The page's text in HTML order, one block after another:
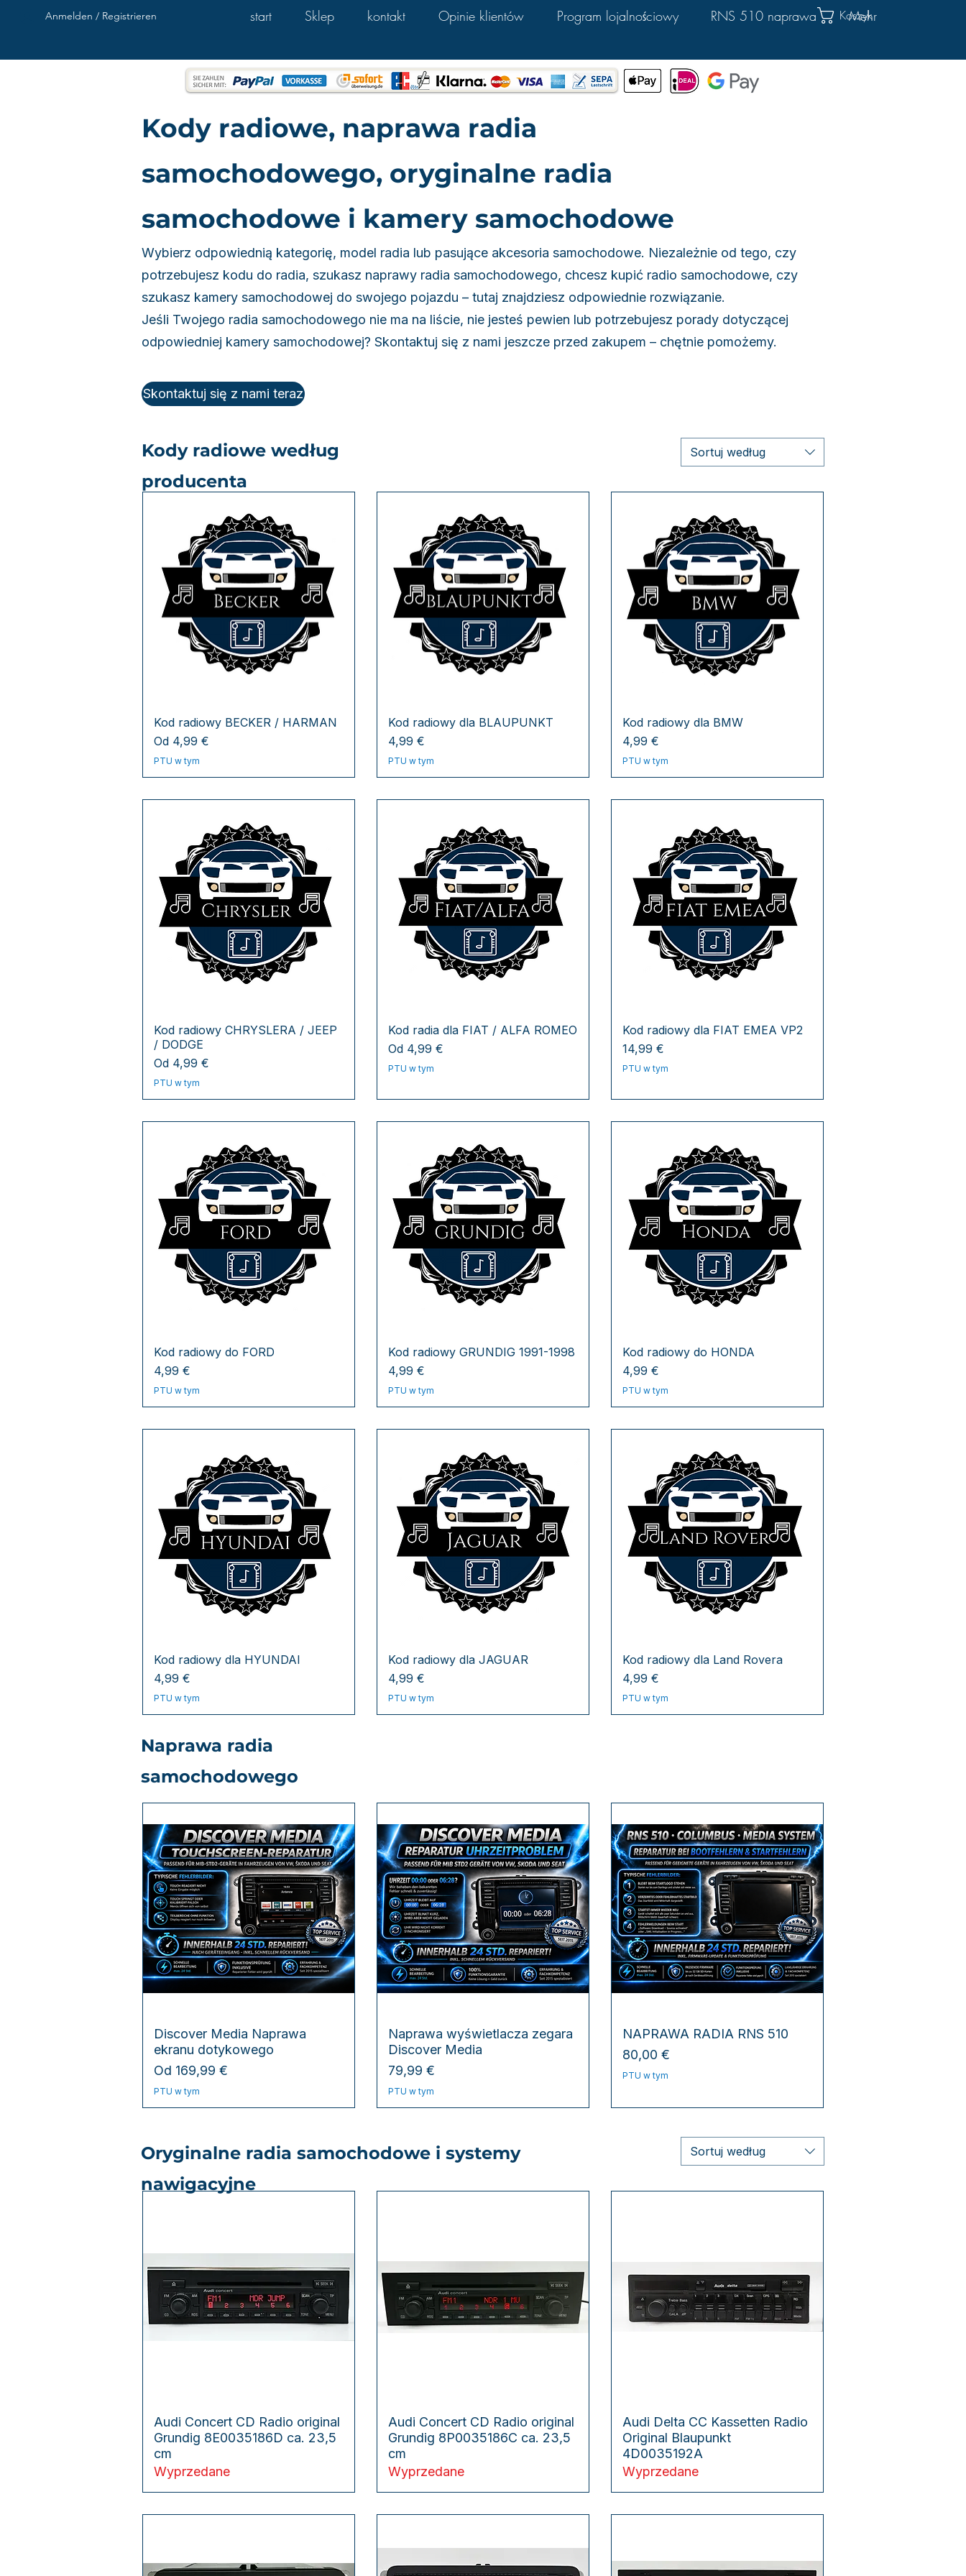
Anmelden / Registrieren start Sklep kontakt Opinie klientów Program lojalnościowy RNS 510 naprawa Mehr
Koszyk
Kody radiowe, naprawa radia
samochodowego, oryginalne radia
samochodowe i kamery samochodowe
Wybierz odpowiednią kategorię, model radia lub pasujące akcesoria samochodowe. Niezależnie od tego, czy
potrzebujesz kodu do radia, szukasz naprawy radia samochodowego, chcesz kupić radio samochodowe, czy
szukasz kamery samochodowej do swojego pojazdu – tutaj znajdziesz odpowiednie rozwiązanie.
Jeśli Twojego radia samochodowego nie ma na liście, nie jesteś pewien lub potrzebujesz porady dotyczącej
odpowiedniej kamery samochodowej? Skontaktuj się z nami jeszcze przed zakupem – chętnie pomożemy.
Skontaktuj się z nami teraz
Sortuj według
Kod radiowy BECKER / HARMAN
Od 4,99 €
Cena rabatowa
PTU w tym
Kod radiowy dla BLAUPUNKT
Cena
4,99 €
PTU w tym
Kod radiowy dla BMW
Cena
4,99 €
PTU w tym
Kod radiowy CHRYSLERA / JEEP
/ DODGE
Od 4,99 €
Cena rabatowa
PTU w tym
Kod radia dla FIAT / ALFA ROMEO
Od 4,99 €
Cena rabatowa
PTU w tym
Kod radiowy dla FIAT EMEA VP2
Cena
14,99 €
PTU w tym
Kod radiowy do FORD
Cena
4,99 €
PTU w tym
Kod radiowy GRUNDIG 1991-1998
Cena
4,99 €
PTU w tym
Kod radiowy do HONDA
Cena
4,99 €
PTU w tym
Kod radiowy dla HYUNDAI
Cena
4,99 €
PTU w tym
Kod radiowy dla JAGUAR
Cena
4,99 €
PTU w tym
Kod radiowy dla Land Rovera
Cena
4,99 €
PTU w tym
Kody radiowe według
producenta
Naprawa radia
samochodowego
Podgląd
Discover Media Naprawa
ekranu dotykowego
Od 169,99 €
Cena rabatowa
PTU w tym
Podgląd
Naprawa wyświetlacza zegara
Discover Media
Cena
79,99 €
PTU w tym
Podgląd
NAPRAWA RADIA RNS 510
Cena
80,00 €
PTU w tym
Oryginalne radia samochodowe i systemy
nawigacyjne
Sortuj według
Podgląd
Audi Concert CD Radio original
Grundig 8E0035186D ca. 23,5
cm
Wyprzedane
Podgląd
Audi Concert CD Radio original
Grundig 8P0035186C ca. 23,5
cm
Wyprzedane
Podgląd
Audi Delta CC Kassetten Radio
Original Blaupunkt
4D0035192A
Wyprzedane